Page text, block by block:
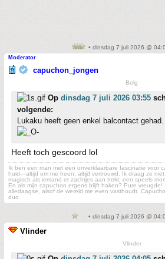
• dinsdag 7 juli 2026 @
Moderator
capuchon_jongen
Belg
Op dinsdag 7 juli 2026 03:55
volgende:
Lukaku heeft geen enkel balcontact gehad.
Heeft toch gescoord lol
Ik ben een man met een onverklaarbare fascinatie voor
huid—altijd om me heen, altijd vertrouwd. Ik draag ze
magisch als iemand er zachtjes aan trekt, een speels
En als mijn capuchon ergens blijft haken? Pure
alledaagse, alsof de wereld me even vasthoudt.
duo
• dinsdag 7 juli 2026 @
Vlinder
Vlinder